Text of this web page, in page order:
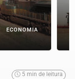
ECONOMIA
5 min de leitura